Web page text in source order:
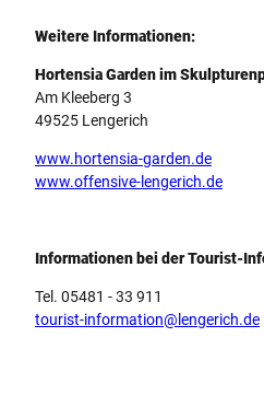
Weitere Informationen:
Hortensia Garden im
Am Kleeberg 3
49525 Lengerich
www.hortensia-garden.de
www.offensive-lengerich.de
Informationen bei der Tourist-
Tel. 05481 - 33 911
tourist-information@lengerich.de